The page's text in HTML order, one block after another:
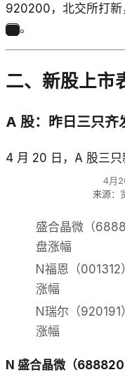
920200，北交所打
。
二、新股上市
A 股：昨日三只齐
4 月 20 日，A 股三只
4月
来源：
盛合晶微（
盘涨幅
N福恩（001312
涨幅
N瑞尔（920191
涨幅
N 盛合晶微（688820